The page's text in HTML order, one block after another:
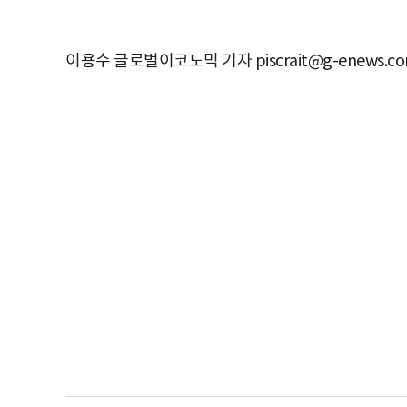
이용수 글로벌이코노믹 기자 piscrait@g-